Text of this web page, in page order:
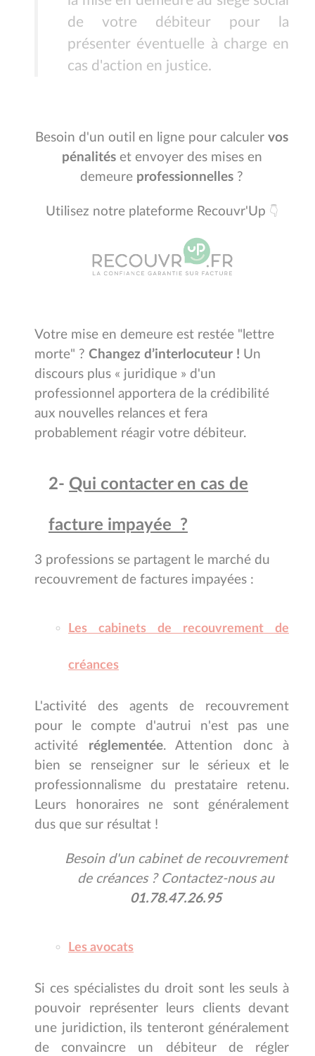
de votre débiteur pour la
présenter éventuelle à charge en
cas d'action en justice.
Besoin d'un outil en ligne pour calculer vos
pénalitéset envoyer des mises en
demeure professionnelles ?
Utilisez notre plateforme Recouvr'Up 👇
Votre mise en demeure est restée "lettre
morte" ? Changez d’interlocuteur ! Un
discours plus « juridique » d'un
professionnel apportera de la crédibilité
aux nouvelles relances et fera
probablement réagir votre débiteur.
2- Qui contacter en cas de
facture impayée ?
3 professions se partagent le marché du
recouvrement de factures impayées :
Les cabinets de recouvrement de
créances
L'activité des agents de recouvrement
pour le compte d'autrui n'est pas une
activité réglementée. Attention donc à
bien se renseigner sur le sérieux et le
professionnalisme du prestataire retenu.
Leurs honoraires ne sont généralement
dus que sur résultat !
Besoin d'un cabinet de recouvrement
de créances ? Contactez-nous au
01.78.47.26.95
Les avocats
Si ces spécialistes du droit sont les seuls à
pouvoir représenter leurs clients devant
une juridiction, ils tenteront généralement
de convaincre un débiteur de régler